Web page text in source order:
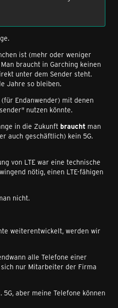
ist (mehr oder weniger
braucht in Garching keinen
unter dem Sender steht.
Jahre so bleiben.
Endanwender) mit denen
nutzen könnte.
in die Zukunft braucht man
auch geschäftlich) kein 5G.
von LTE war eine technische
nötig, einen LTE-fähigen
nicht.
weiterentwickelt, werden wir
alle Telefone einer
nur Mitarbeiter der Firma
5G, aber meine Telefone können